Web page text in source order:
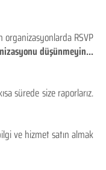
organizasyonlarda RSVP
düşünmeyin...
sürede size raporlarız.
ve hizmet satın almak